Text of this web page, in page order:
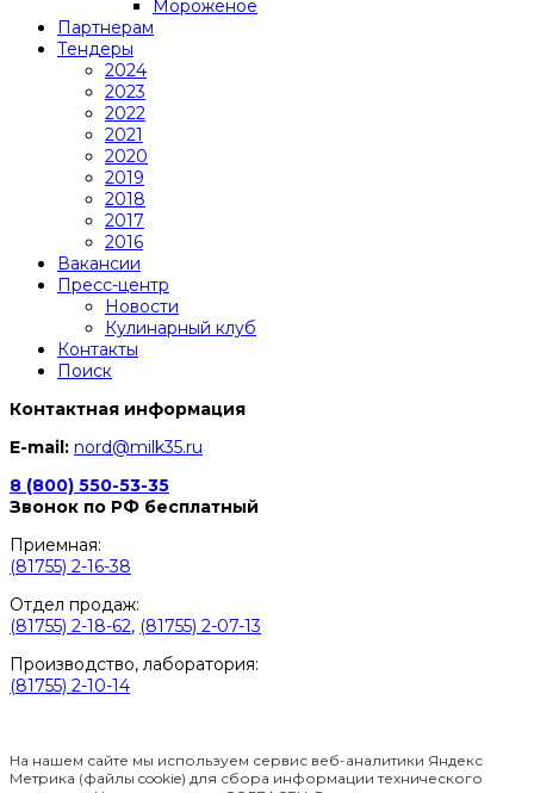
Мороженое
Партнерам
Тендеры
2024
2023
2022
2021
2020
2019
2018
2017
2016
Вакансии
Пресс-центр
Новости
Кулинарный клуб
Контакты
Поиск
Контактная информация
E-mail: nord@milk35.ru
8 (800) 550-53-35
Звонок по РФ бесплатный
Приемная:
(81755) 2-16-38
Отдел продаж:
(81755) 2-18-62, (81755) 2-07-13
Производство, лаборатория:
(81755) 2-10-14
На нашем сайте мы используем сервис веб-аналитики Яндекс
Метрика (файлы cookie) для сбора информации технического